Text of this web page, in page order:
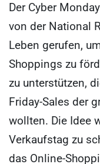
Der Cyber
von der National
Leben gerufen,
Shoppings zu
zu unterstützen,
Friday-Sales der
wollten. Die Idee
Verkaufstag zu
das Online-